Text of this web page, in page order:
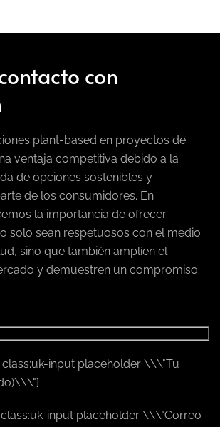
con
plant-based en proyectos de
ventaja competitiva debido a la
de opciones sostenibles y
de los consumidores. En
la importancia de ofrecer
solo sean respetuosos con el medio
sino que también amplíen el
y demuestren un compromiso
class:uk-input placeholder \\\"Tu
input placeholder \\\"Correo